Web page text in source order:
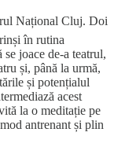
Național Cluj. Doi
în rutina
joace de-a teatrul,
și, până la urmă,
și potențialul
acest
la o meditație pe
antrenant și plin